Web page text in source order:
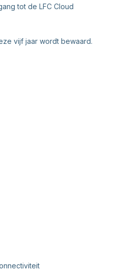
tot de LFC Cloud
vijf jaar wordt bewaard.